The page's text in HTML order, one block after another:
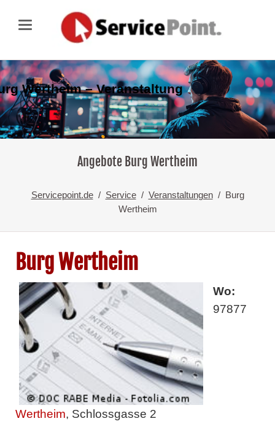
Wertheim – Veranstaltung
Angebote Burg Wertheim
Servicepoint.de Service Veranstaltungen
Burg
Wertheim
Burg Wertheim
Wo:
97877
Wertheim, Schlossgasse 2